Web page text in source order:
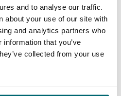
and to analyse our traffic.
about your use of our site with
and analytics partners who
that you’ve
collected from your use
Kunden
nicht einfach nur ein
Dass dem so ist,